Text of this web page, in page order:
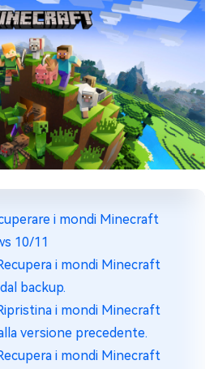
i mondi Minecraft
10/11
i mondi Minecraft
backup.
i mondi Minecraft
versione precedente.
i mondi Minecraft